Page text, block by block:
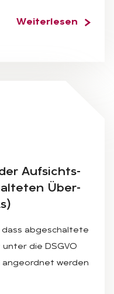
Weiterlesen
Auf­sichts­
Über­
dass abgeschaltete
die DSGVO
angeordnet werden